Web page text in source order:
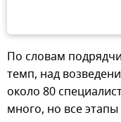
По словам
темп, над
около 80
много, но все